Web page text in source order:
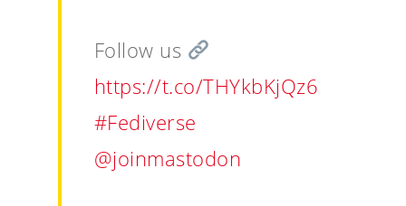
Follow us
https://t.co/THYkbKjQz6
#Fediverse
@joinmastodon